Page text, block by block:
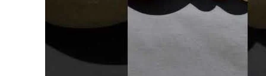
Le Easy Puff Metallic® de Siser combine le célèbre effet gonflant
3D du Easy Puff standard avec une finition métallique brillante pour
Sous l’effet de la chaleur, le film se dilate et crée un relief en